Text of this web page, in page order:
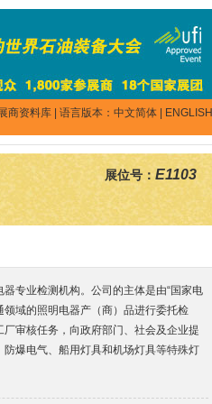
商资料库 | 语言版本： 中文简体
ENGLISH
展位号：E1103
专业检测机构。公司的主体是由“国家电
域的照明电器产（商）品进行委托检
审核任务，向政府部门、社会及企业提
爆电气、船用灯具和机场灯具等特殊灯